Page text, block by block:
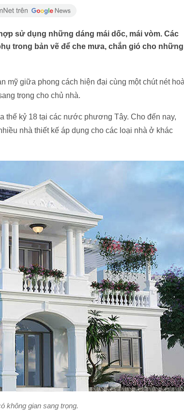
sử dụng những dáng mái dốc, mái vòm. Các
trong bản vẽ để che mưa, chắn gió cho những
mỹ giữa phong cách hiện đại cùng một chút nét
trọng cho chủ nhà.
thế kỷ 18 tại các nước phương Tây. Cho đến nay,
nhà thiết kế áp dụng cho các loại nhà ở khác
không gian sang trọng.